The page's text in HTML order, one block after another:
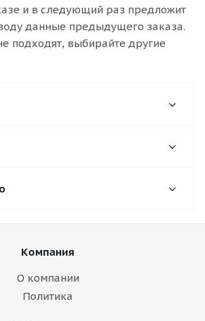
и в следующий раз предложит
данные предыдущего заказа.
подходят, выбирайте другие
Компания
О компании
Политика